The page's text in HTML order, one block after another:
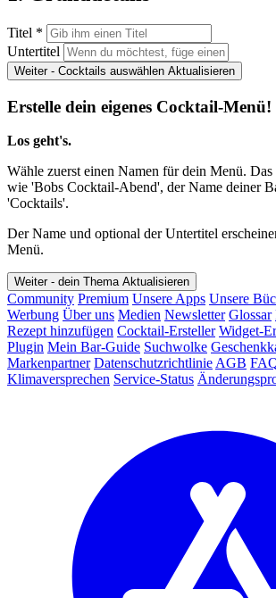
Titel *
Untertitel
Weiter - Cocktails auswählen Aktualisieren
Erstelle dein eigenes Cocktail-Menü!
Los geht's.
Wähle zuerst einen Namen für dein Menü. Das
wie 'Bobs Cocktail-Abend', der Name deiner
'Cocktails'.
Der Name und optional der Untertitel
Menü.
Weiter - dein Thema Aktualisieren
Community Premium Unsere Apps Unsere
Werbung Über uns Medien Newsletter Glossar
Rezept hinzufügen Cocktail-Ersteller Widget-
Plugin Mein Bar-Guide Suchwolke
Markenpartner Datenschutzrichtlinie AGB
Klimaversprechen Service-Status